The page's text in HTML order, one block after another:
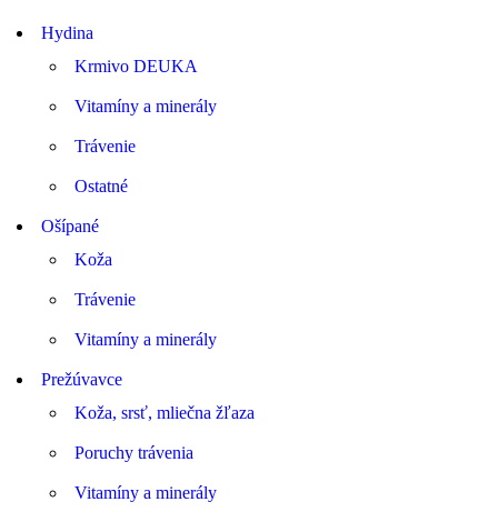
Hydina
Krmivo DEUKA
Vitamíny a minerály
Trávenie
Ostatné
Ošípané
Koža
Trávenie
Vitamíny a minerály
Prežúvavce
Koža, srsť, mliečna žľaza
Poruchy trávenia
Vitamíny a minerály